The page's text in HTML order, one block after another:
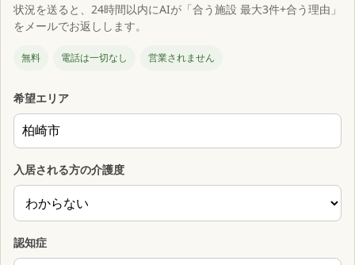
状況を送ると、24時間以内にAIが「合う施設 最大3件+合う理由」
をメールでお返しします。
無料 電話は一切なし 営業されません
希望エリア
入居される方の介護度
認知症